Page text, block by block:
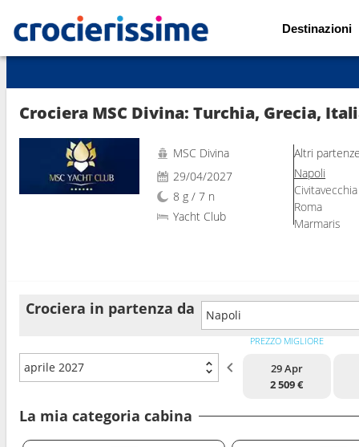
Destinazioni
Mostra le altre 141 foto
Crociera MSC Divina: Turchia, Grecia,
MSC Divina
29/04/2027
8 g / 7 n
Yacht Club
Altri
Napoli
Roma
Marmaris
Crociera in partenza da Napoli
aprile 2027
PREZZO MIGLIORE
29 Apr
2 509 €
La mia categoria cabina